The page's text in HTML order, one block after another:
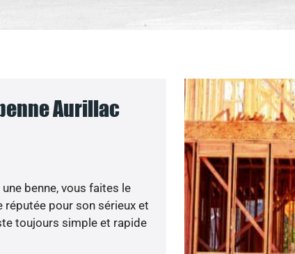
Aurillac
benne, vous faites le
pour son sérieux et
toujours simple et rapide